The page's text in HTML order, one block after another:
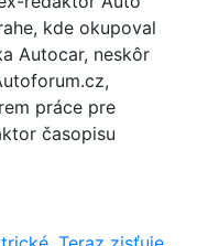
kde okupoval
Autocar, neskôr
práce pre
časopisu